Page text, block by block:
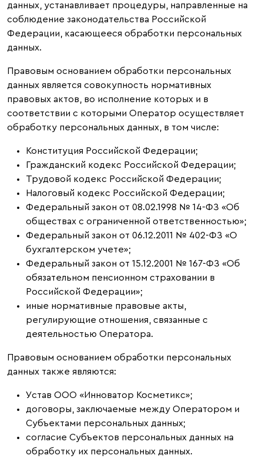
данных, устанавливает процедуры, направленные на
соблюдение законодательства Российской
Федерации, касающееся обработки персональных
данных.
Правовым основанием обработки персональных
данных является совокупность нормативных
правовых актов, во исполнение которых и в
соответствии с которыми Оператор осуществляет
обработку персональных данных, в том числе:
Конституция Российской Федерации;
Гражданский кодекс Российской Федерации;
Трудовой кодекс Российской Федерации;
Налоговый кодекс Российской Федерации;
Федеральный закон от 08.02.1998 № 14-ФЗ «Об
обществах с ограниченной ответственностью»;
Федеральный закон от 06.12.2011 № 402-ФЗ «О
бухгалтерском учете»;
Федеральный закон от 15.12.2001 № 167-ФЗ «Об
обязательном пенсионном страховании в
Российской Федерации»;
иные нормативные правовые акты,
регулирующие отношения, связанные с
деятельностью Оператора.
Правовым основанием обработки персональных
данных также являются:
Устав ООО «Инноватор Косметикс»;
договоры, заключаемые между Оператором и
Субъектами персональных данных;
согласие Субъектов персональных данных на
обработку их персональных данных.